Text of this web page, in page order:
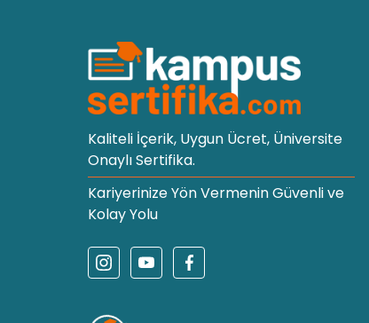
Kaliteli İçerik, Uygun Ücret, Üniversite
Onaylı Sertifika.
Kariyerinize Yön Vermenin Güvenli ve
Kolay Yolu